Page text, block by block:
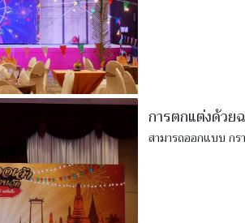
การตกแต่งด้ว
สามารถออกแบบ กร